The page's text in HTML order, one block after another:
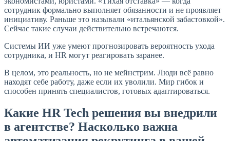
сотрудник формально выполняет обязанности и не проявляет
инициативу. Раньше это называли «итальянской забастовкой».
Сейчас такие случаи действительно встречаются.
Системы ИИ уже умеют прогнозировать вероятность ухода
сотрудника, и HR могут реагировать заранее.
В целом, это реальность, но не мейнстрим. Люди всё равно
находят себе работу, даже если их уволили. Мир гибок и
способен принять специалистов, готовых адаптироваться.
Какие HR Tech решения вы внедрили
в агентстве? Насколько важна